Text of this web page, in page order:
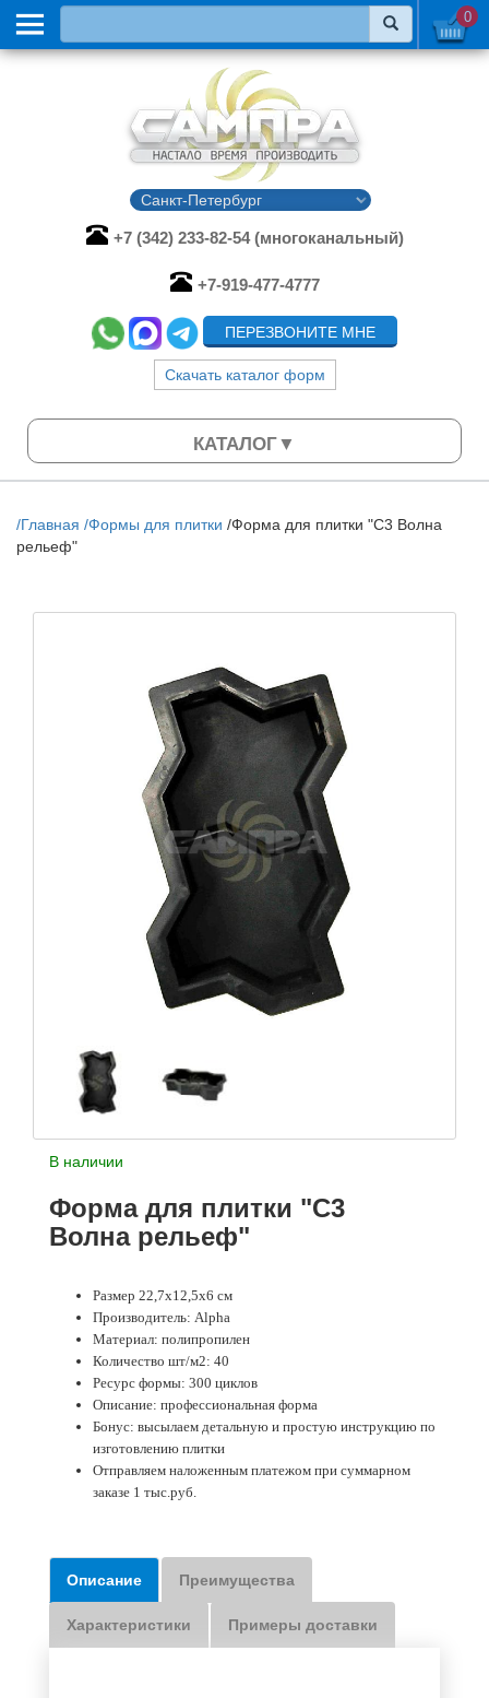
/Главная /Формы для плитки /Форма для плитки "С3 Волна
рельеф"
В наличии
Форма для плитки "С3
Волна рельеф"
Размер 22,7х12,5х6 см
Производитель: Alpha
Материал: полипропилен
Количество шт/м2: 40
Ресурс формы: 300 циклов
Описание: профессиональная форма
Бонус: высылаем детальную и простую инструкцию по
изготовлению плитки
Отправляем наложенным платежом при суммарном
заказе 1 тыс.руб.
Описание Преимущества
Характеристики Примеры доставки
+7 (342) 233-82-54 (многоканальный)
+7-919-477-4777
ПЕРЕЗВОНИТЕ МНЕ
Скачать каталог форм
0
КАТАЛОГ